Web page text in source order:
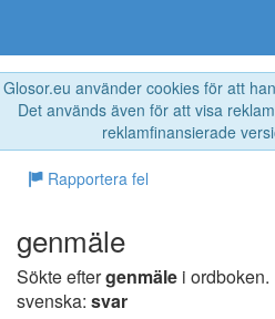
Glosor.eu använder cookies för att
Det används även för att visa
reklamfinansierade
Rapportera fel
genmäle
Sökte eftergenmäle i ordboken.
svenska: svar